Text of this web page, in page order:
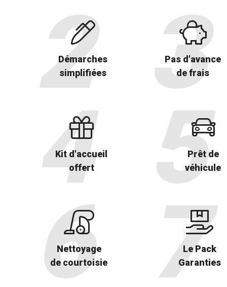
Démarches
simplifiées
Pas d'avance
de frais
Kit d'accueil
offert
Prêt de
véhicule
Nettoyage
de courtoisie
Le Pack
Garanties